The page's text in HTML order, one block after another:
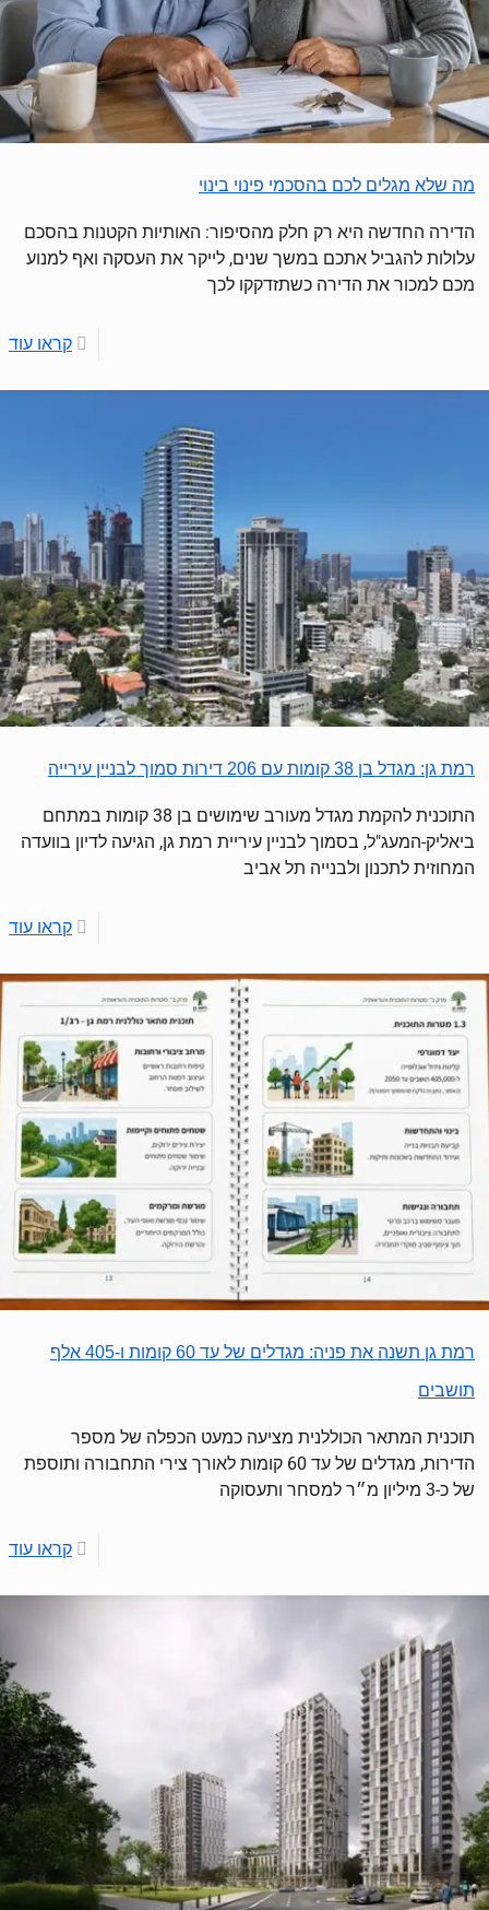
מה שלא מגלים לכם בהסכמי פינוי בינוי
הדירה החדשה היא רק חלק מהסיפור: האותיות הקטנות בהסכם
עלולות להגביל אתכם במשך שנים, לייקר את העסקה ואף למנוע
מכם למכור את הדירה כשתזדקקו לכך
קראו עוד
רמת גן: מגדל בן 38 קומות עם 206 דירות סמוך לבניין עירייה
התוכנית להקמת מגדל מעורב שימושים בן 38 קומות במתחם
ביאליק-המעג"ל, בסמוך לבניין עיריית רמת גן, הגיעה לדיון בוועדה
המחוזית לתכנון ולבנייה תל אביב
קראו עוד
רמת גן תשנה את פניה: מגדלים של עד 60 קומות ו-405 אלף
תושבים
תוכנית המתאר הכוללנית מציעה כמעט הכפלה של מספר
הדירות, מגדלים של עד 60 קומות לאורך צירי התחבורה ותוספת
של כ-3 מיליון מ״ר למסחר ותעסוקה
קראו עוד